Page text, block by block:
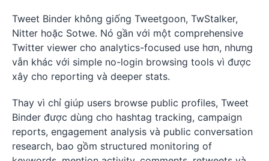
Tweet Binder không giống Tweetgoon, TwStalker,
Nitter hoặc Sotwe. Nó gần với một comprehensive
Twitter viewer cho analytics-focused use hơn, nhưng
vẫn khác với simple no-login browsing tools vì được
xây cho reporting và deeper stats.
Thay vì chỉ giúp users browse public profiles, Tweet
Binder được dùng cho hashtag tracking, campaign
reports, engagement analysis và public conversation
research, bao gồm structured monitoring of